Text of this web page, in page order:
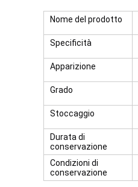
Nome del prodotto
Specificità
Apparizione
Grado
Stoccaggio
Durata di
conservazione
Condizioni di
conservazione